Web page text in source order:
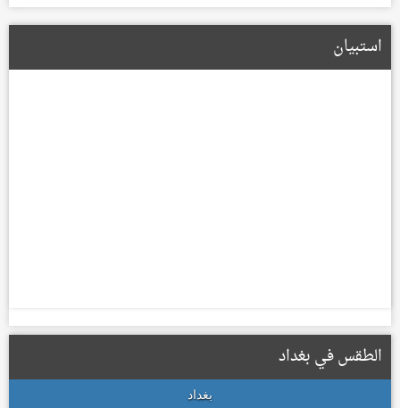
الإعمار تعلن تشكيل لجان لتعويض أصحاب الأراضي المتأثرة بمسار
الطريق الحلقي الرابع
استبيان
الطقس في بغداد
بغداد